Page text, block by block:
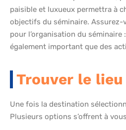
paisible et luxueux permettra à
objectifs du séminaire.
pour l’organisation du
également important que des
Trouver le
Une fois la destination
Plusieurs options s’offrent à